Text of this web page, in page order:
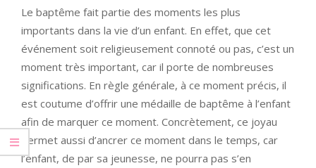
Le baptême fait partie des moments les plus
importants dans la vie d’un enfant. En effet, que cet
événement soit religieusement connoté ou pas, c’est un
moment très important, car il porte de nombreuses
significations. En règle générale, à ce moment précis, il
est coutume d’offrir une médaille de baptême à l’enfant
afin de marquer ce moment. Concrètement, ce joyau
permet aussi d’ancrer ce moment dans le temps, car
l’enfant, de par sa jeunesse, ne pourra pas s’en